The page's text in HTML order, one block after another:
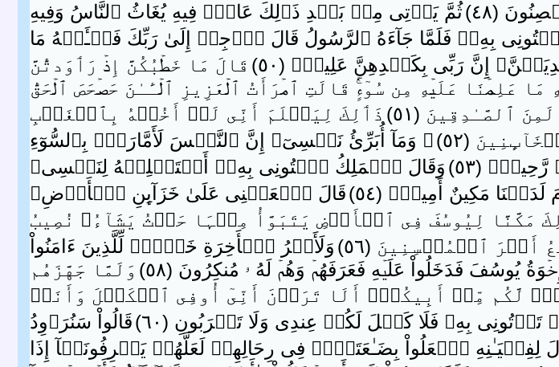
( ٤٨ )
ثُمَّ يَأۡتِى مِنۢ بَعۡدِ ذَٲلِكَ عَامٌ۬ فِيهِ يُغَاثُ ٱلنَّاسُ وَفِيهِ
بِهِۦ‌ۖ فَلَمَّا جَآءَهُ ٱلرَّسُولُ قَالَ ٱرۡجِعۡ إِلَىٰ رَبِّكَ فَسۡـَٔلۡهُ مَا
إِنَّ رَبِّى بِكَيۡدِهِنَّ عَلِيمٌ۬ ( ٥٠ )
قَالَ مَا خَطۡبُكُنَّ إِذۡ رَٲوَدتُّنَّ
مَا عَلِمۡنَا عَلَيۡهِ مِن سُوٓءٍ۬‌ۚ قَالَتِ ٱمۡرَأَتُ ٱلۡعَزِيزِ ٱلۡـَٔـٰنَ حَصۡحَصَ ٱلۡحَقُّ
ٱلصَّـٰدِقِينَ ( ٥١ )
ذَٲلِكَ لِيَعۡلَمَ أَنِّى لَمۡ أَخُنۡهُ بِٱلۡغَيۡبِ
( ٥٢ )
۞ وَمَآ أُبَرِّئُ نَفۡسِىٓ‌ۚ إِنَّ ٱلنَّفۡسَ لَأَمَّارَةُۢ بِٱلسُّوٓءِ
( ٥٣ )
وَقَالَ ٱلۡمَلِكُ ٱئۡتُونِى بِهِۦۤ أَسۡتَخۡلِصۡهُ لِنَفۡسِى‌ۖ
مَكِينٌ أَمِينٌ۬ ( ٥٤ )
قَالَ ٱجۡعَلۡنِى عَلَىٰ خَزَآٮِٕنِ ٱلۡأَرۡضِ‌ۖ
مَكَّنَّا لِيُوسُفَ فِى ٱلۡأَرۡضِ يَتَبَوَّأُ مِنۡہَا حَيۡثُ يَشَآءُ‌ۚ نُصِيبُ
ٱلۡمُحۡسِنِينَ ( ٥٦ )
وَلَأَجۡرُ ٱلۡأَخِرَةِ خَيۡرٌ۬ لِّلَّذِينَ ءَامَنُواْ
يُوسُفَ فَدَخَلُواْ عَلَيۡهِ فَعَرَفَهُمۡ وَهُمۡ لَهُ ۥ مُنكِرُونَ ( ٥٨ )
وَلَمَّا جَهَّزَهُم
لَّكُم مِّنۡ أَبِيكُمۡ‌ۚ أَلَا تَرَوۡنَ أَنِّىٓ أُوفِى ٱلۡكَيۡلَ وَأَنَا۟
تَأۡتُونِى بِهِۦ فَلَا كَيۡلَ لَكُمۡ عِندِى وَلَا تَقۡرَبُونِ ( ٦٠ )
قَالُواْ سَنُرَٲوِدُ
لِفِتۡيَـٰنِهِ ٱجۡعَلُواْ بِضَـٰعَتَہُمۡ فِى رِحَالِهِمۡ لَعَلَّهُمۡ يَعۡرِفُونَہَآ إِذَا